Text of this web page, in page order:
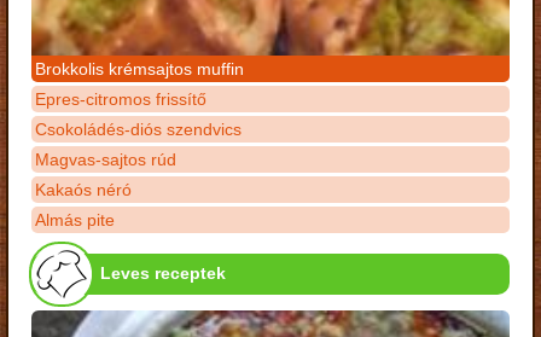
Brokkolis krémsajtos muffin
Epres-citromos frissítő
Csokoládés-diós szendvics
Magvas-sajtos rúd
Kakaós néró
Almás pite
Leves receptek